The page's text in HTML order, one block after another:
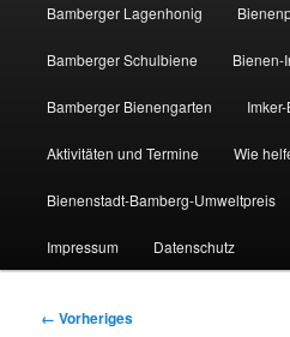
Bamberger Lagenhonig
Bamberger Schulbiene Bienen-
Bamberger Bienengarten
Aktivitäten und Termine Wie
Bienenstadt-Bamberg-Umweltpreis
Impressum Datenschutz
Bilder-
← Vorheriges